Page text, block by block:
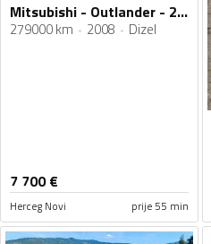
Mitsubishi - Outlander - 2.2DID
279000 km 2008 Dizel
7 700€
Herceg Novi prije 55 min